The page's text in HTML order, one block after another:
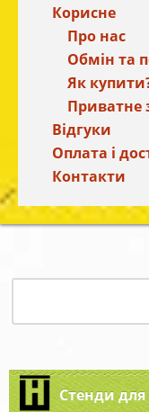
Корисне
Про нас
Обмін та
Як
Приватне
Відгуки
Оплата і
Контакти
Стенди